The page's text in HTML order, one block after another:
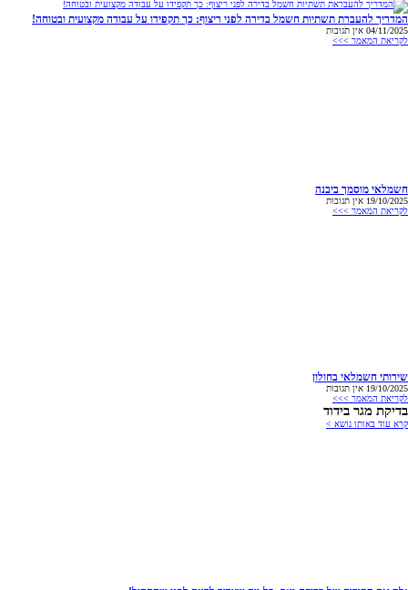
המדריך להעברת תשתיות חשמל בדירה לפני ריצוף: כך תקפידו על עבודה מקצועית ובטוחה!
04/11/2025 אין תגובות
לקריאת המאמר >>>
חשמלאי מוסמך ביבנה
19/10/2025 אין תגובות
לקריאת המאמר >>>
שירותי חשמלאי בחולון
19/10/2025 אין תגובות
לקריאת המאמר >>>
בדיקת מגר בידוד
קרא עוד באותו נושא >